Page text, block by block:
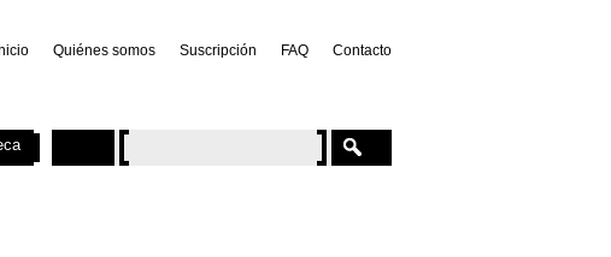
Quiénes somos Suscripción FAQ Contacto